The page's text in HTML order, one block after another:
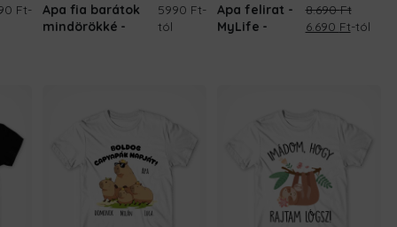
Ft-
Apa fia barátok
mindörökké
5990 Ft-
tól
Apa felirat -
MyLife
8.690Ft
Original
6.690 FtCurrent
-tól